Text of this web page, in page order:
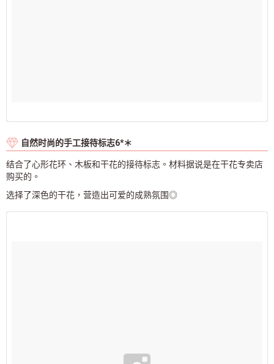
自然时尚的手工接待标志6*＊
结合了心形花环、木板和干花的接待标志。材料据说是在干花专卖店
购买的。
选择了深色的干花，营造出可爱的成熟氛围◎